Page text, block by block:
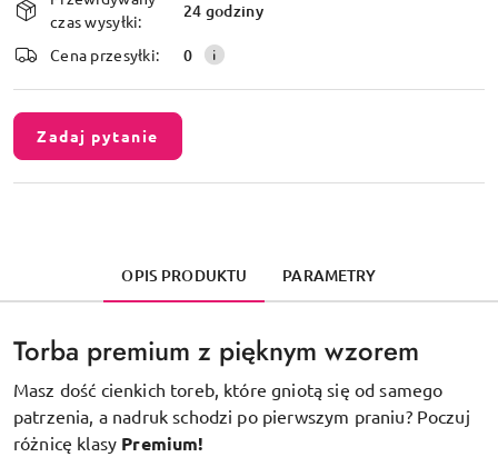
i
dostawa
czas wysyłki:
24 godziny
Cena przesyłki: 0
Zadaj pytanie
OPIS PRODUKTU PARAMETRY
Torba premium z pięknym wzorem
Masz dość cienkich toreb, które gniotą się od samego
patrzenia, a nadruk schodzi po pierwszym praniu? Poczuj
różnicę klasy Premium!